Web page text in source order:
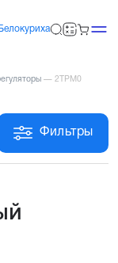
Белокуриха
— 2ТРМ0
Фильтры